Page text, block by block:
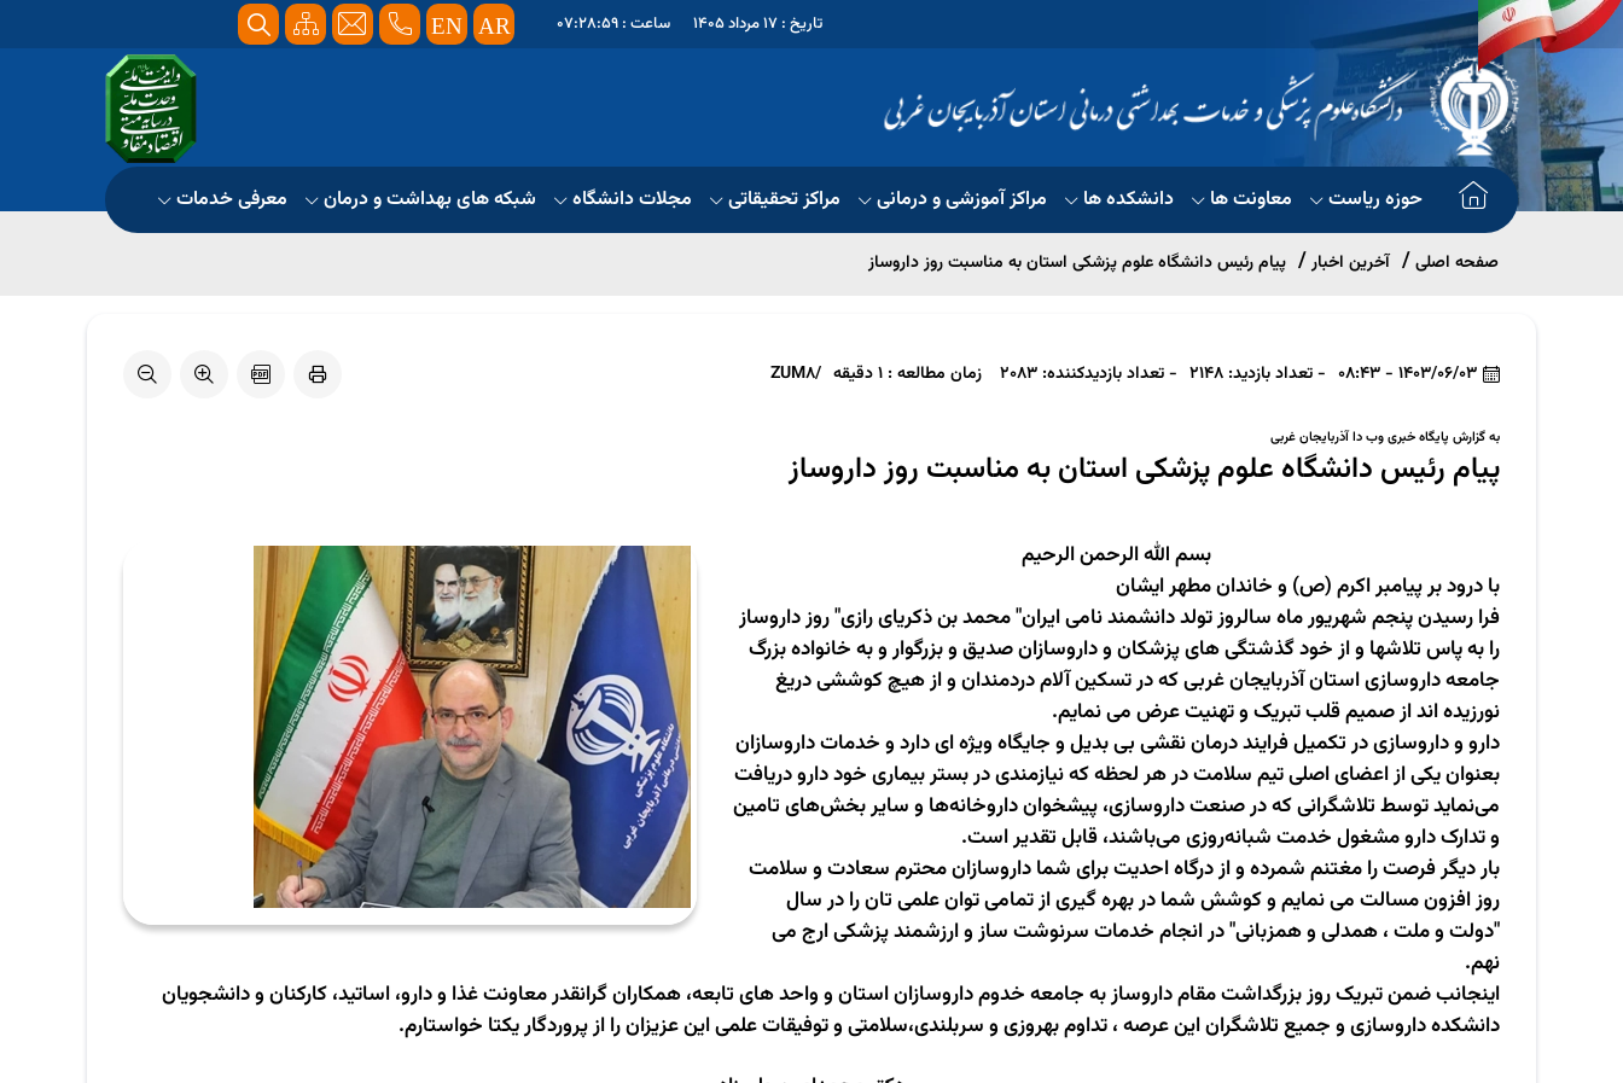
تاریخ : 17 مرداد 1405 ساعت : 07:28:59 AR
EN
حوزه ریاست معاونت ها دانشکده ها مراکز آموزشی و درمانی مراکز تحقیقاتی مجلات دانشگاه شبکه های بهداشت و درمان معرفی خدمات
صفحه اصلی آخرین اخبار پیام رئیس دانشگاه علوم پزشکی استان به مناسبت روز داروساز
1403/06/03 - 08:43 - تعداد بازدید: 2148 - تعداد بازدیدکننده: 2083 زمان مطالعه : 1 دقیقه /ZUM8
به گزارش پایگاه خبری وب دا آذربایجان غربی
پیام رئیس دانشگاه علوم پزشکی استان به مناسبت روز داروساز
بسم الله الرحمن الرحیم
با درود بر پیامبر اکرم (ص) و خاندان مطهر ایشان
فرا رسیدن پنجم شهریور ماه سالروز تولد دانشمند نامی ایران" محمد بن ذکریای رازی" روز داروساز
را به پاس تلاشها و از خود گذشتگی های پزشکان و داروسازان صدیق و بزرگوار و به خانواده بزرگ
جامعه داروسازی استان آذربایجان غربی که در تسکین آلام دردمندان و از هیچ کوششی دریغ
نورزیده اند از صمیم قلب تبریک و تهنیت عرض می نمایم.
دارو و داروسازی در تکمیل فرایند درمان نقشی بی بدیل و جایگاه ویژه ای دارد و خدمات داروسازان
بعنوان یکی از اعضای اصلی تیم سلامت در هر لحظه که نیازمندی در بستر بیماری خود دارو دریافت
می‌نماید توسط تلاشگرانی که در صنعت داروسازی، پیشخوان داروخانه‌ها و سایر بخش‌های تامین
و تدارک دارو مشغول خدمت شبانه‌روزی می‌باشند، قابل تقدیر است.
بار دیگر فرصت را مغتنم شمرده و از درگاه احدیت برای شما داروسازان محترم سعادت و سلامت
روز افزون مسالت می نمایم و کوشش شما در بهره گیری از تمامی توان علمی تان را در سال
"دولت و ملت ، همدلی و همزبانی" در انجام خدمات سرنوشت ساز و ارزشمند پزشکی ارج می
نهم.
اینجانب ضمن تبریک روز بزرگداشت مقام داروساز به جامعه خدوم داروسازان استان و واحد های تابعه، همکاران گرانقدر معاونت غذا و دارو، اساتید، کارکنان و دانشجویان
دانشکده داروسازی و جمیع تلاشگران این عرصه ، تداوم بهروزی و سربلندی،سلامتی و توفیقات علمی این عزیزان را از پروردگار یکتا خواستارم.